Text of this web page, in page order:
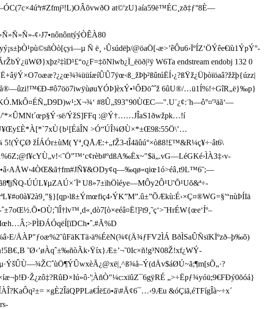
at©­'zU}aía59ë™ÉC¸zð‡ƒ°8È—
¢›J7•nônôntýýÒÊÀ80
µ Ñ ë¸ ›Ûsúdëþ/@öaÖ[-æ>’êÔu6›ÏºÍZ‘ÖÝêe€ïù1ÝpÝ°­
W6Ta endstream endobj 132 0
¿Üþòïöaâ?žžþ{úzz|
#ô7öö7iwÿùø uYÓÞ]èxÝ•¹ÔÐöˆˆž 6ûU®/…ü1Í%!÷GîR„ë}‰p}
¾ ‘ #8Û„š93"90ÙŒC—".U¨¿¢:¨h—ô°¤'³äã‘—
ÝžS]FFq :@ Ý†……JÎaS1ðwžpk…!í
>Ó“ÚÎ¾ØÙ×*±Œ9ß:55Ö\’…
žÍÁÓr±ùM( Yª¸QÅÆ:+„fŽ3-tÎ4ãûú°×òß8!£™&R¼ç¥÷·ât6\
Z;@f¥cY­Ù„v!<˜Ö”™‘c¢rèb#ºdßA‰Ëx~"$ä„.vG—LéGKé›ÌÀ3‡‹v­
ã†fm#JÑ¥&ODy¢q—‰qø«qiœ1ó>éâ‚t9L™6˜ ;—
ÚÚL¥µZAÚ×´Ïª U8»7±ï hÖìéye—MÔy2Ô¹U'Õ¹Uõ&ª÷­-
;ˆlÎ†lv™¸d«¸dò7[ò×eéâ¤Ë!]²t9¸˜ç‘>˜HrÉW{œe‘Íº–
ÄÀP"ƒo æ%2˜ûFäKTä›ä%ÉëN(¾¢(Ä¾ƒFV2ÌÁ BðÌSaÛÑsïKÏºzð–þ‰õ)
˜Ø‹’øÀqˆ±‰ñòÃk›Ÿíx}Æ±’¬˜0Ic×ñ!g³N08Ž!xf¿WÝ-
"¼c:xïûZ¯6gÿRÉ „>÷Ëpƒ¾yóü;9€FÐ ý0õóá}
ÀÎ?KaÔq²±=­ ×gÈ2ÎäQPPLa€Íë£ö•ã\#Ã¢6¯…­‹9Æu &óÇiã,éTFígÎà~÷x´